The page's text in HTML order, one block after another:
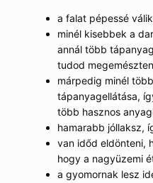
a falat pépessé
minél kisebbek a
annál több
tudod
márpedig minél
tápanyagellátása,
több hasznos
hamarabb jóllaksz,
van időd eldönteni,
hogy a nagyüzemi
a gyomornak lesz